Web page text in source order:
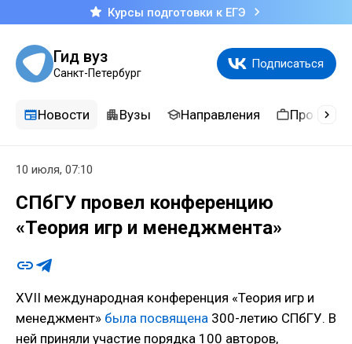
Курсы подготовки к ЕГЭ
Гид вуз
Санкт-Петербург
Подписаться
Новости Вузы Направления
10 июля, 07:10
СПбГУ провел конференцию
«Теория игр и менеджмента»
XVII международная конференция «Теория игр и
менеджмент» была посвящена 300-летию СПбГУ. В
ней приняли участие порядка 100 авторов,